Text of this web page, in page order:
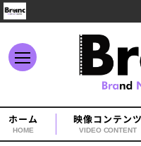
ホーム
HOME
映像コンテンツ
VIDEO CONTENT